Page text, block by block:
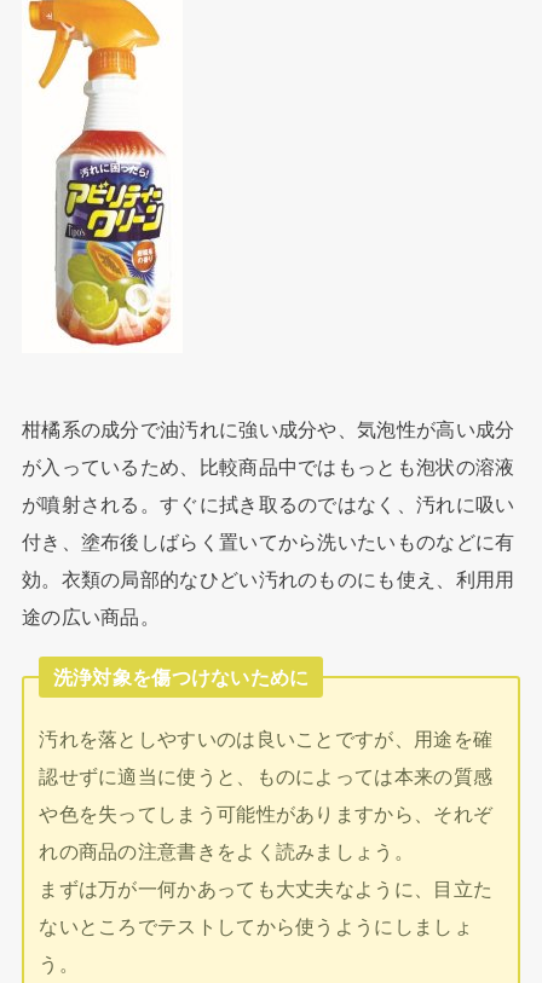
柑橘系の成分で油汚れに強い成分や、気泡性が高い成分
が入っているため、比較商品中ではもっとも泡状の溶液
が噴射される。すぐに拭き取るのではなく、汚れに吸い
付き、塗布後しばらく置いてから洗いたいものなどに有
効。衣類の局部的なひどい汚れのものにも使え、利用用
途の広い商品。
洗浄対象を傷つけないために
汚れを落としやすいのは良いことですが、用途を確
認せずに適当に使うと、ものによっては本来の質感
や色を失ってしまう可能性がありますから、それぞ
れの商品の注意書きをよく読みましょう。
まずは万が一何かあっても大丈夫なように、目立た
ないところでテストしてから使うようにしましょ
う。